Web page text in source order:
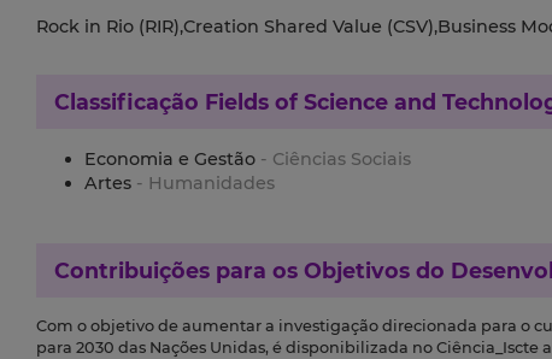
Rock in Rio (RIR),Creation Shared Value (CSV),Business
Classificação Fields of Science and
Economia e Gestão - Ciências Sociais
Artes - Humanidades
Contribuições para os Objetivos do
Com o objetivo de aumentar a investigação direcionada para o
para 2030 das Nações Unidas, é disponibilizada no